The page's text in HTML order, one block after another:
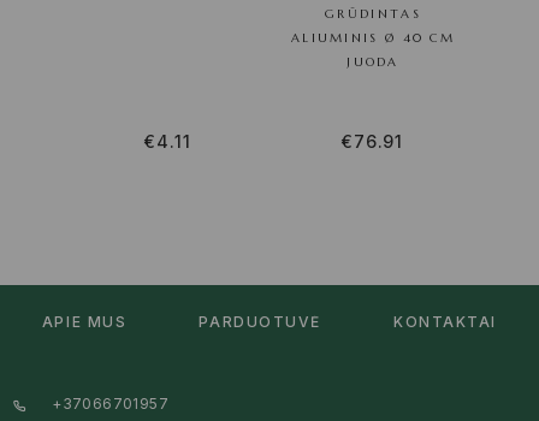
€4.11
GRŪDINTAS
ALIUMINIS Ø 40 CM
JUODA
€76.91
APIE MUS PARDUOTUVĖ KONTAKTAI
+37066701957